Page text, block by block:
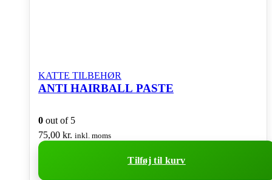
KATTE TILBEHØR
ANTI HAIRBALL PASTE
0 out of 5
75,00 kr. inkl. moms
Tilføj til kurv